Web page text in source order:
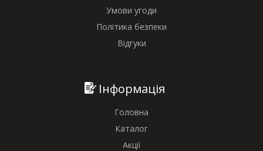
Умови угоди
Політика безпеки
Відгуки
Інформація
Головна
Каталог
Акції